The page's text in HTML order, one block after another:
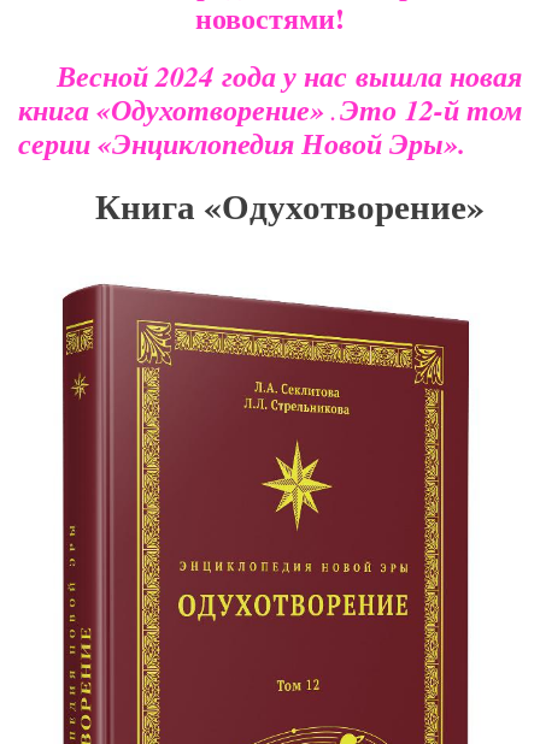
новостями!
Весной 2024 года у нас вышла новая
книга «Одухотворение» .Это 12-й том
серии «Энциклопедия Новой Эры».
Книга «Одухотворение»